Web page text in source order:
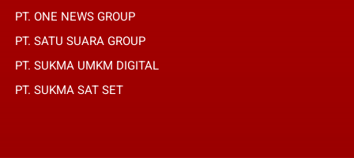
PT. ONE NEWS GROUP
PT. SATU SUARA GROUP
PT. SUKMA UMKM DIGITAL
PT. SUKMA SAT SET